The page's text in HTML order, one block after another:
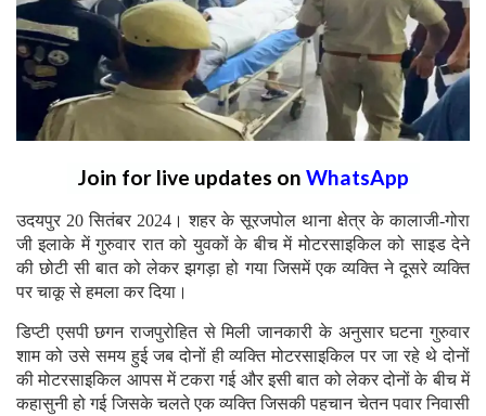
Join for live updates on WhatsApp
उदयपुर 20 सितंबर 2024। शहर के सूरजपोल थाना क्षेत्र के कालाजी-गोरा
जी इलाके में गुरुवार रात को युवकों के बीच में मोटरसाइकिल को साइड देने
की छोटी सी बात को लेकर झगड़ा हो गया जिसमें एक व्यक्ति ने दूसरे व्यक्ति
पर चाकू से हमला कर दिया।
डिप्टी एसपी छगन राजपुरोहित से मिली जानकारी के अनुसार घटना गुरुवार
शाम को उसे समय हुई जब दोनों ही व्यक्ति मोटरसाइकिल पर जा रहे थे दोनों
की मोटरसाइकिल आपस में टकरा गई और इसी बात को लेकर दोनों के बीच में
कहासुनी हो गई जिसके चलते एक व्यक्ति जिसकी पहचान चेतन पवार निवासी